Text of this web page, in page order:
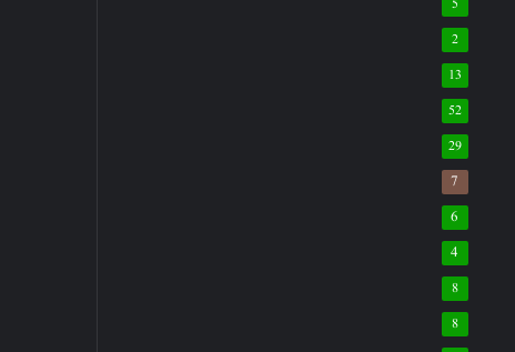
2
13
52
29
7
6
4
8
8